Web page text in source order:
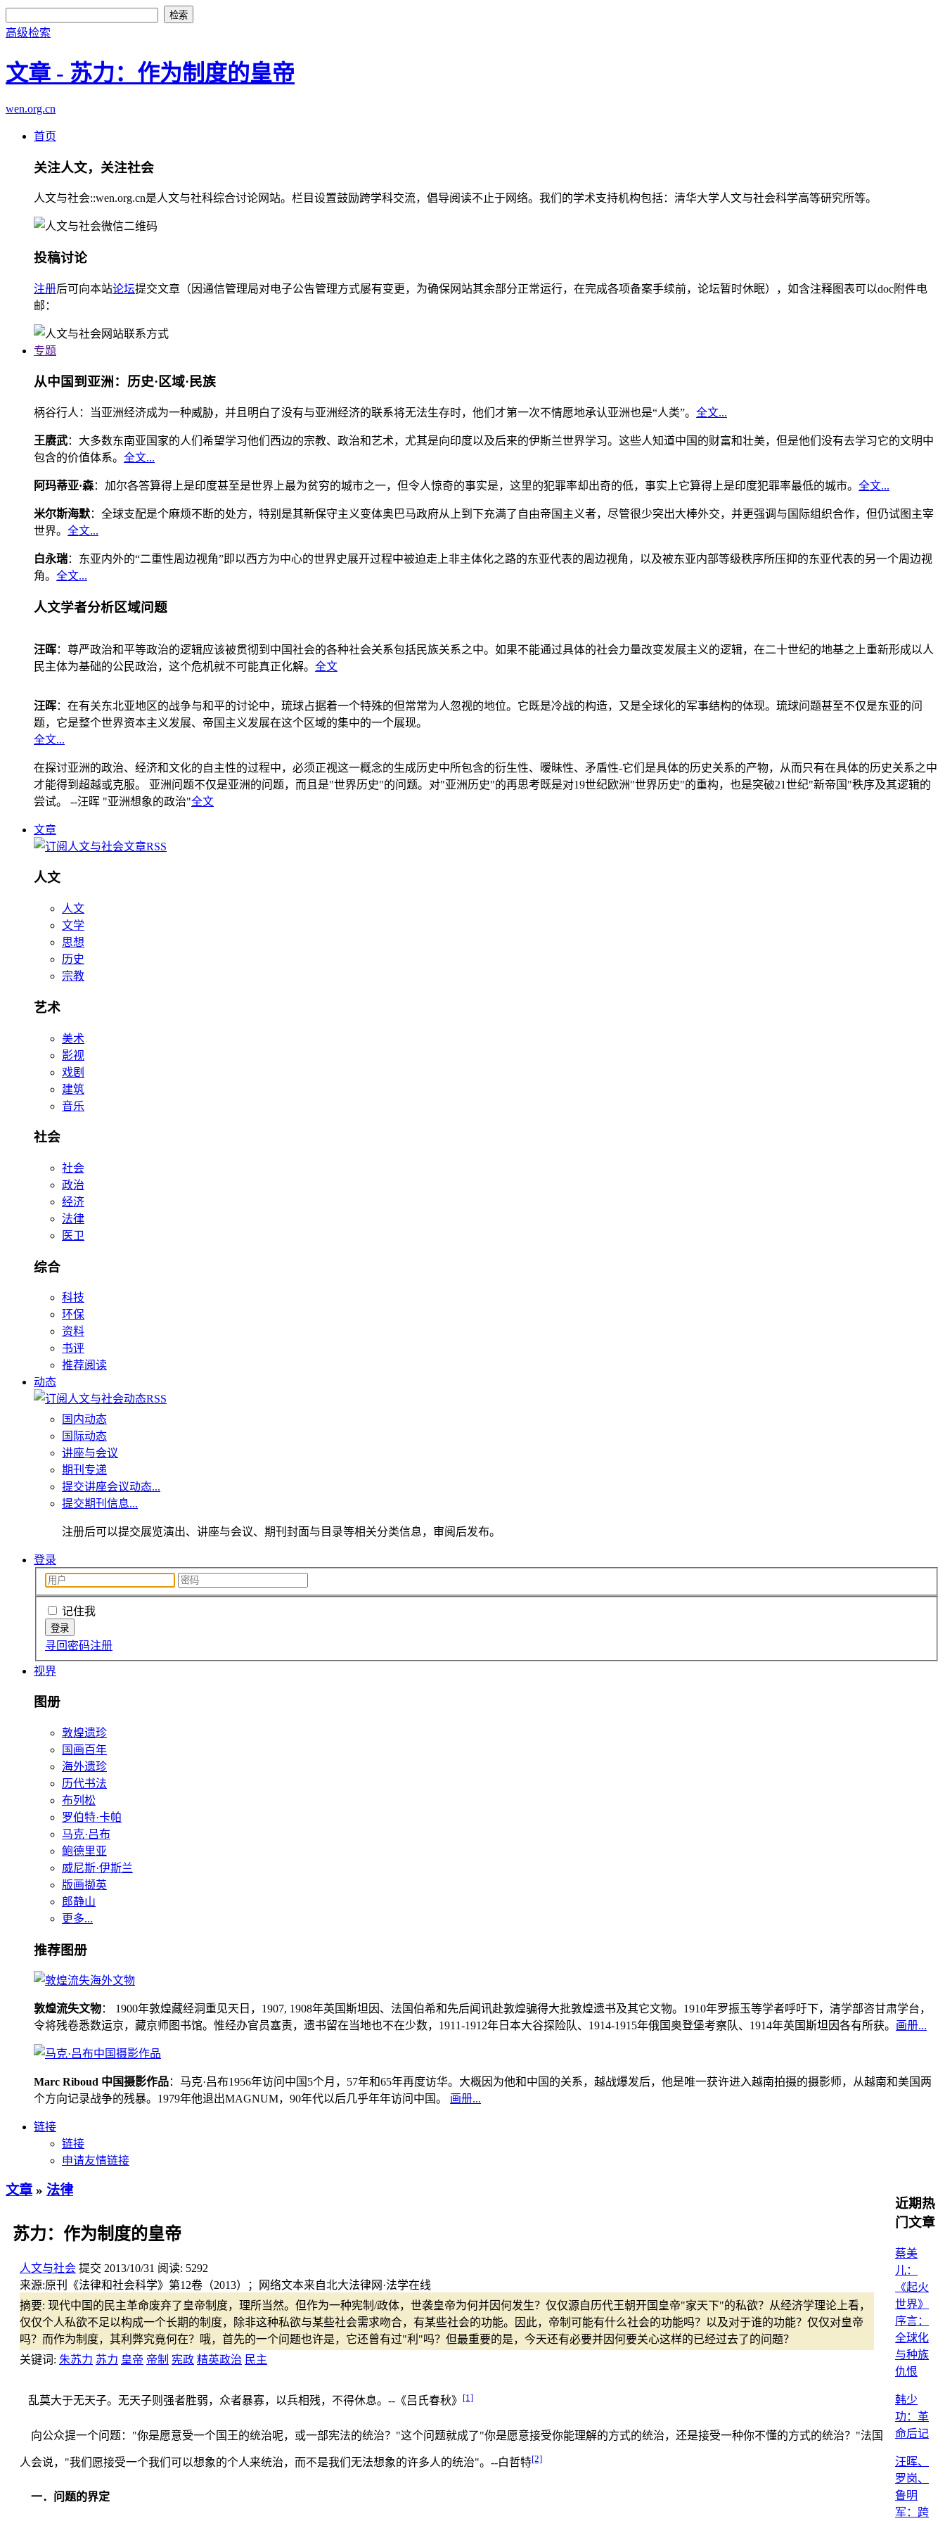
高级检索
文章 - 苏力：作为制度的皇帝
wen.org.cn
首页
关注人文，关注社会
人文与社会::wen.org.cn是人文与社科综合讨论网站。栏目设置鼓励跨学科交流，倡导阅读不止于网络。我们的学术支持机构包括：清华大学人文与社会科学高等研究所等。
投稿讨论
注册后可向本站论坛提交文章（因通信管理局对电子公告管理方式屡有变更，为确保网站其余部分正常运行，在完成各项备案手续前，论坛暂时休眠），如含注释图表可以doc附件电
邮：
专题
从中国到亚洲：历史·区域·民族
柄谷行人：当亚洲经济成为一种威胁，并且明白了没有与亚洲经济的联系将无法生存时，他们才第一次不情愿地承认亚洲也是“人类”。 全文...
王赓武：大多数东南亚国家的人们希望学习他们西边的宗教、政治和艺术，尤其是向印度以及后来的伊斯兰世界学习。这些人知道中国的财富和壮美，但是他们没有去学习它的文明中
包含的价值体系。 全文...
阿玛蒂亚·森：加尔各答算得上是印度甚至是世界上最为贫穷的城市之一，但令人惊奇的事实是，这里的犯罪率却出奇的低，事实上它算得上是印度犯罪率最低的城市。 全文...
米尔斯海默：全球支配是个麻烦不断的处方，特别是其新保守主义变体奥巴马政府从上到下充满了自由帝国主义者，尽管很少突出大棒外交，并更强调与国际组织合作，但仍试图主宰
世界。 全文...
白永瑞：东亚内外的“二重性周边视角”即以西方为中心的世界史展开过程中被迫走上非主体化之路的东亚代表的周边视角，以及被东亚内部等级秩序所压抑的东亚代表的另一个周边视
角。 全文...
人文学者分析区域问题
汪晖：尊严政治和平等政治的逻辑应该被贯彻到中国社会的各种社会关系包括民族关系之中。如果不能通过具体的社会力量改变发展主义的逻辑，在二十世纪的地基之上重新形成以人
民主体为基础的公民政治，这个危机就不可能真正化解。 全文
汪晖：在有关东北亚地区的战争与和平的讨论中，琉球占据着一个特殊的但常常为人忽视的地位。它既是冷战的构造，又是全球化的军事结构的体现。琉球问题甚至不仅是东亚的问
题，它是整个世界资本主义发展、帝国主义发展在这个区域的集中的一个展现。
全文...
在探讨亚洲的政治、经济和文化的自主性的过程中，必须正视这一概念的生成历史中所包含的衍生性、暧昧性、矛盾性-它们是具体的历史关系的产物，从而只有在具体的历史关系之中
才能得到超越或克服。 亚洲问题不仅是亚洲的问题，而且是"世界历史"的问题。对"亚洲历史"的再思考既是对19世纪欧洲"世界历史"的重构，也是突破21世纪"新帝国"秩序及其逻辑的
尝试。 --汪晖 "亚洲想象的政治"全文
文章
人文
人文
文学
思想
历史
宗教
艺术
美术
影视
戏剧
建筑
音乐
社会
社会
政治
经济
法律
医卫
综合
科技
环保
资料
书评
推荐阅读
动态
国内动态
国际动态
讲座与会议
期刊专递
提交讲座会议动态...
提交期刊信息...
注册后可以提交展览演出、讲座与会议、期刊封面与目录等相关分类信息，审阅后发布。
登录
记住我
寻回密码注册
视界
图册
敦煌遗珍
国画百年
海外遗珍
历代书法
布列松
罗伯特·卡帕
马克·吕布
鲍德里亚
威尼斯·伊斯兰
版画撷英
郎静山
更多...
推荐图册
敦煌流失文物： 1900年敦煌藏经洞重见天日，1907, 1908年英国斯坦因、法国伯希和先后闻讯赴敦煌骗得大批敦煌遗书及其它文物。1910年罗振玉等学者呼吁下，清学部咨甘肃学台，
令将残卷悉数运京，藏京师图书馆。惟经办官员塞责，遗书留在当地也不在少数，1911-1912年日本大谷探险队、1914-1915年俄国奥登堡考察队、1914年英国斯坦因各有所获。 画册...
Marc Riboud 中国摄影作品：马克·吕布1956年访问中国5个月，57年和65年再度访华。大概因为他和中国的关系，越战爆发后，他是唯一获许进入越南拍摄的摄影师，从越南和美国两
个方向记录战争的残暴。1979年他退出MAGNUM，90年代以后几乎年年访问中国。 画册...
链接
链接
申请友情链接
文章 » 法律
苏力：作为制度的皇帝
人文与社会 提交 2013/10/31 阅读: 5292
来源:原刊《法律和社会科学》第12卷（2013）；网络文本来自北大法律网·法学在线
摘要: 现代中国的民主革命废弃了皇帝制度，理所当然。但作为一种宪制/政体，世袭皇帝为何并因何发生？仅仅源自历代王朝开国皇帝"家天下"的私欲？从经济学理论上看，
仅仅个人私欲不足以构成一个长期的制度，除非这种私欲与某些社会需求吻合，有某些社会的功能。因此，帝制可能有什么社会的功能吗？以及对于谁的功能？仅仅对皇帝
吗？而作为制度，其利弊究竟何在？哦，首先的一个问题也许是，它还曾有过"利"吗？但最重要的是，今天还有必要并因何要关心这样的已经过去了的问题？
关键词: 朱苏力 苏力 皇帝 帝制 宪政 精英政治 民主
乱莫大于无天子。无天子则强者胜弱，众者暴寡，以兵相残，不得休息。--《吕氏春秋》 [1]
向公众提一个问题："你是愿意受一个国王的统治呢，或一部宪法的统治？"这个问题就成了"你是愿意接受你能理解的方式的统治，还是接受一种你不懂的方式的统治？"法国
人会说，"我们愿接受一个我们可以想象的个人来统治，而不是我们无法想象的许多人的统治"。--白哲特[2]
一．问题的界定
近期热
门文章
蔡美
儿：
《起火
世界》
序言：
全球化
与种族
仇恨
韩少
功：革
命后记
汪晖、
罗岗、
鲁明
军：跨